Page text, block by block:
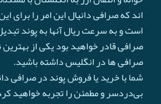
اند که صرافی دانیال این امر را برای
است و به سرعت ريال آنها به پوند
صرافی قادر خواهید بود یکی از
صرافی ها در انگلیس داشته باشید.
شما با خرید یا فروش پوند در صرافی
بی‌دردسر و مطمئن را تجربه خواهید